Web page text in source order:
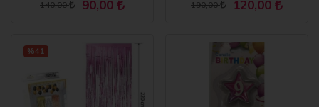
140,00 90,00 190,00 120,00
%41